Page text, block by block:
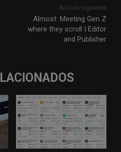
m
i
l
s
a
Artículo siguiente
Almost: Meeting Gen Z
where they scroll | Editor
and Publisher